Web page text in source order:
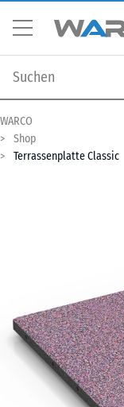
WARCO
Shop
Terrassenplatte Classic